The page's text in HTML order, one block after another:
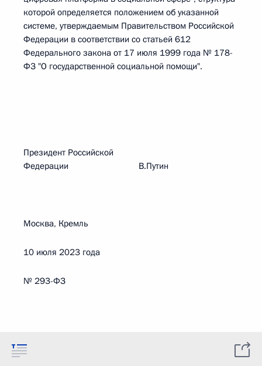
которой определяется положением об указанной
системе, утверждаемым Правительством Российской
Федерации в соответствии со статьей 612
Федерального закона от 17 июля 1999 года № 178-
ФЗ "О государственной социальной помощи".
Президент Российской
Федерации В.Путин
Москва, Кремль
10 июля 2023 года
№ 293-ФЗ